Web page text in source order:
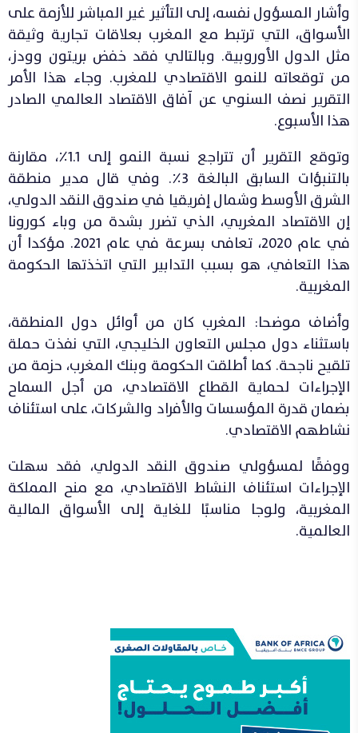
وأشار المسؤول نفسه، إلى التأثير غير المباشر للأزمة على
الأسواق، التي ترتبط مع المغرب بعلاقات تجارية وثيقة
مثل الدول الأوروبية. وبالتالي فقد خفض بريتون وودز،
من توقعاته للنمو الاقتصادي للمغرب. وجاء هذا الأمر
التقرير نصف السنوي عن آفاق الاقتصاد العالمي الصادر
هذا الأسبوع.
وتوقع التقرير أن تتراجع نسبة النمو إلى 1.1٪، مقارنة
بالتنبؤات السابق البالغة 3٪. وفي قال مدير منطقة
الشرق الأوسط وشمال إفريقيا في صندوق النقد الدولي،
إن الاقتصاد المغربي، الذي تضرر بشدة من وباء كورونا
في عام 2020، تعافى بسرعة في عام 2021. مؤكدا أن
هذا التعافي، هو بسبب التدابير التي اتخذتها الحكومة
المغربية.
وأضاف موضحا: المغرب كان من أوائل دول المنطقة،
باستثناء دول مجلس التعاون الخليجي، التي نفذت حملة
تلقيح ناجحة. كما أطلقت الحكومة وبنك المغرب، حزمة من
الإجراءات لحماية القطاع الاقتصادي، من أجل السماح
بضمان قدرة المؤسسات والأفراد والشركات، على استئناف
نشاطهم الاقتصادي.
ووفقًا لمسؤولي صندوق النقد الدولي، فقد سهلت
الإجراءات استئناف النشاط الاقتصادي، مع منح المملكة
المغربية، ولوجا مناسبًا للغاية إلى الأسواق المالية
العالمية.